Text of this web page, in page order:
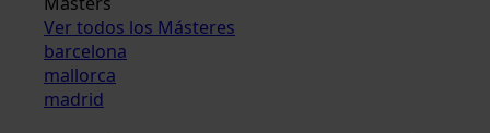
Ver todos los Másteres
barcelona
mallorca
madrid